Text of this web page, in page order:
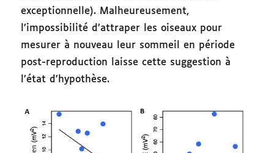
exceptionnelle). Malheureusement,
l’impossibilité d’attraper les oiseaux pour
mesurer à nouveau leur sommeil en période
post-reproduction laisse cette suggestion à
l’état d’hypothèse.